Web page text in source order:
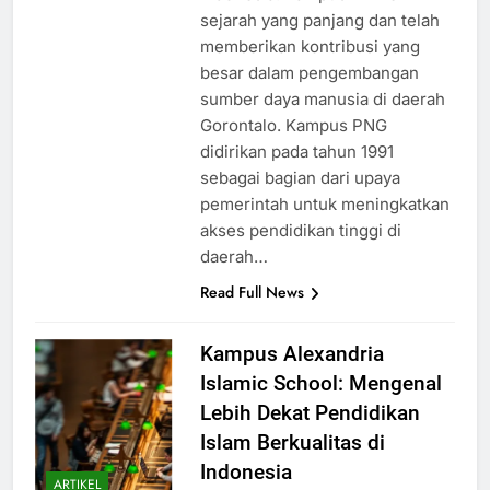
Indonesia. Kampus ini memiliki
sejarah yang panjang dan telah
memberikan kontribusi yang
besar dalam pengembangan
sumber daya manusia di daerah
Gorontalo. Kampus PNG
didirikan pada tahun 1991
sebagai bagian dari upaya
pemerintah untuk meningkatkan
akses pendidikan tinggi di
Kampus Alexandria
Islamic School: Mengenal
Lebih Dekat Pendidikan
Islam Berkualitas di